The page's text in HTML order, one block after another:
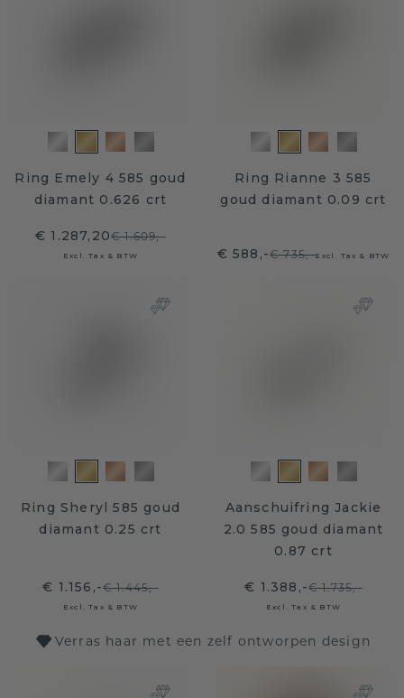
Ring Emely 4 585 goud
diamant 0.626 crt
€ 1.287,20€ 1.609,-
Excl. Tax & BTW
Ring Rianne 3 585
goud diamant 0.09 crt
€ 588,-€ 735,-Excl. Tax & BTW
Ring Sheryl 585 goud
diamant 0.25 crt
€ 1.156,-€ 1.445,-
Excl. Tax & BTW
Aanschuifring Jackie
2.0 585 goud diamant
0.87 crt
€ 1.388,-€ 1.735,-
Excl. Tax & BTW
Verras haar met een zelf ontworpen design